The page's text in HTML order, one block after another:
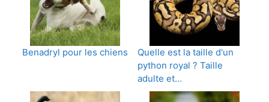
Benadryl pour les chiens
Quelle est la taille d'un
python royal ? Taille
adulte et…